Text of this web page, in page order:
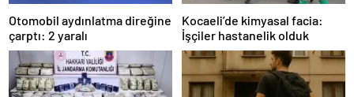
Otomobil aydınlatma direğine
çarptı: 2 yaralı
Kocaeli’de kimyasal facia:
İşçiler hastanelik olduk